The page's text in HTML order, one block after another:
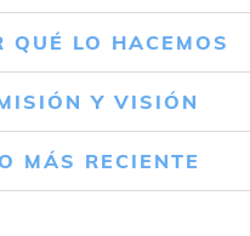
QUÉ LO HACEMOS
Y VISIÓN
MÁS RECIENTE